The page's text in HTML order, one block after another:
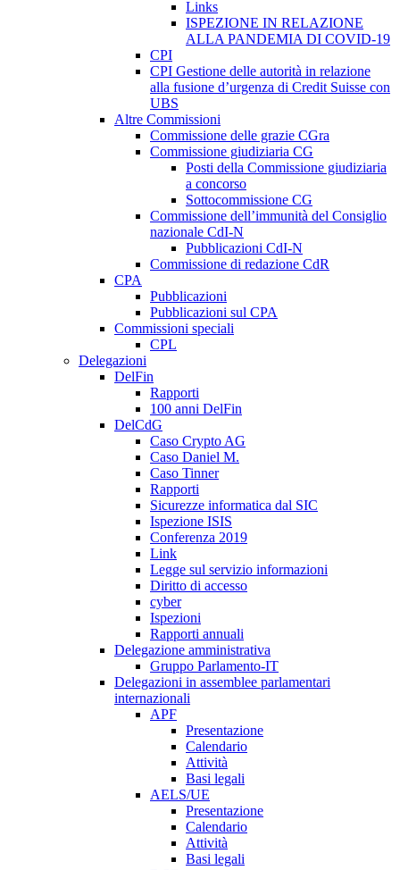
Links
ISPEZIONE IN RELAZIONE
ALLA PANDEMIA DI COVID-19
CPI
CPI Gestione delle autorità in relazione
alla fusione d’urgenza di Credit Suisse con
UBS
Altre Commissioni
Commissione delle grazie CGra
Commissione giudiziaria CG
Posti della Commissione giudiziaria
a concorso
Sottocommissione CG
Commissione dell’immunità del Consiglio
nazionale CdI-N
Pubblicazioni CdI-N
Commissione di redazione CdR
CPA
Pubblicazioni
Pubblicazioni sul CPA
Commissioni speciali
CPL
Delegazioni
DelFin
Rapporti
100 anni DelFin
DelCdG
Caso Crypto AG
Caso Daniel M.
Caso Tinner
Rapporti
Sicurezze informatica dal SIC
Ispezione ISIS
Conferenza 2019
Link
Legge sul servizio informazioni
Diritto di accesso
cyber
Ispezioni
Rapporti annuali
Delegazione amministrativa
Gruppo Parlamento-IT
Delegazioni in assemblee parlamentari
internazionali
APF
Presentazione
Calendario
Attività
Basi legali
AELS/UE
Presentazione
Calendario
Attività
Basi legali